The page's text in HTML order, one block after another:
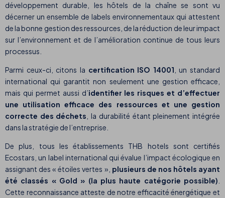
développement durable, les hôtels de la chaîne se sont vu
décerner un ensemble de labels environnementaux qui attestent
de la bonne gestion des ressources, de la réduction de leur impact
sur l’environnement et de l’amélioration continue de tous leurs
processus.
Parmi ceux-ci, citons la certification ISO 14001 , un standard
international qui garantit non seulement une gestion efficace,
mais qui permet aussi d’identifier les risques et d’effectuer
une utilisation efficace des ressources et une gestion
correcte des déchets , la durabilité étant pleinement intégrée
dans la stratégie de l’entreprise.
De plus, tous les établissements THB hotels sont certifiés
Ecostars, un label international qui évalue l’impact écologique en
assignant des « étoiles vertes », plusieurs de nos hôtels ayant
été classés « Gold » (la plus haute catégorie possible)
Cette reconnaissance atteste de notre efficacité énergétique et